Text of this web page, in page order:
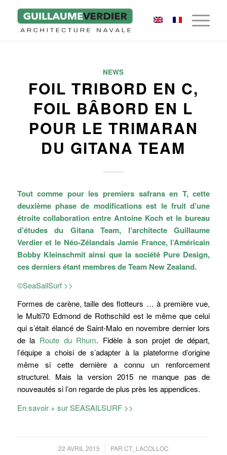
NEWS
FOIL TRIBORD EN C,
FOIL BÂBORD EN L
POUR LE TRIMARAN
DU GITANA TEAM
Tout comme pour les premiers safrans en T, cette
deuxième phase de modifications est le fruit d’une
étroite collaboration entre Antoine Koch et le bureau
d’études du Gitana Team, l’architecte Guillaume
Verdier et le Néo-Zélandais Jamie France, l’Américain
Bobby Kleinschmit ainsi que la société Pure Design,
ces derniers étant membres de Team New Zealand.
©SeaSailSurf >>
Formes de carène, taille des flotteurs … à première vue,
le Multi70 Edmond de Rothschild est le même que celui
qui s’était élancé de Saint-Malo en novembre dernier lors
de la Route du Rhum. Fidèle à son projet de départ,
l’équipe a choisi de s’adapter à la plateforme d’origine
même si cette dernière a connu un renforcement
structurel. Mais la version 2015 ne manque pas de
nouveautés si l’on regarde de plus près les appendices.
En savoir + sur SEASAILSURF >>
22 AVRIL 2015
/ PAR CT_LACOLLOC